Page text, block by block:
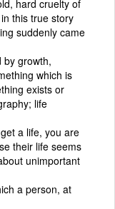
hard cruelty of
this true story
suddenly came
by growth,
which is
exists or
life
a life, you are
their life seems
unimportant
a person, at